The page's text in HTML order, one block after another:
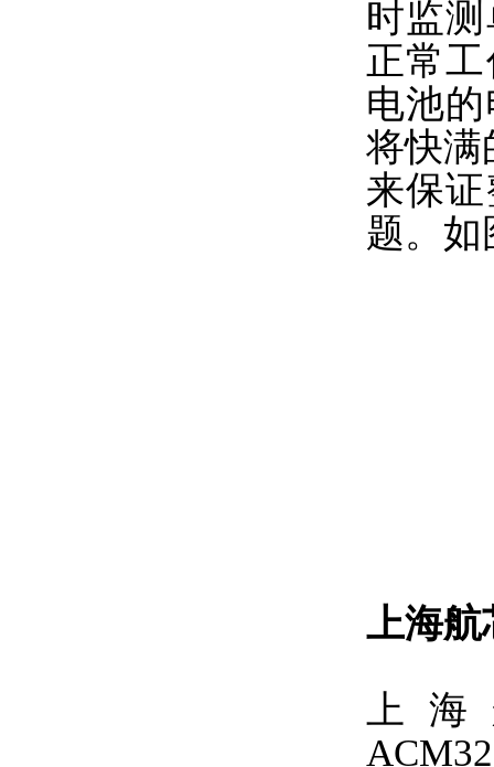
时监
正常
电池
将快满
来保
题。如
上海航
上